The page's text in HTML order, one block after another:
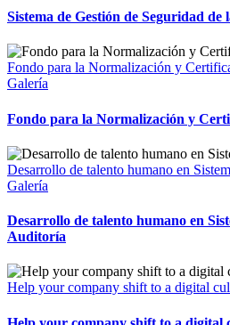
Sistema de Gestión de Seguridad
Fondo para la Normalización y
Galería
Fondo para la Normalización y
Desarrollo de talento humano en
Galería
Desarrollo de talento humano en
Auditoría
Help your company shift to a digital